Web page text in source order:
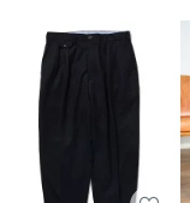
原産国